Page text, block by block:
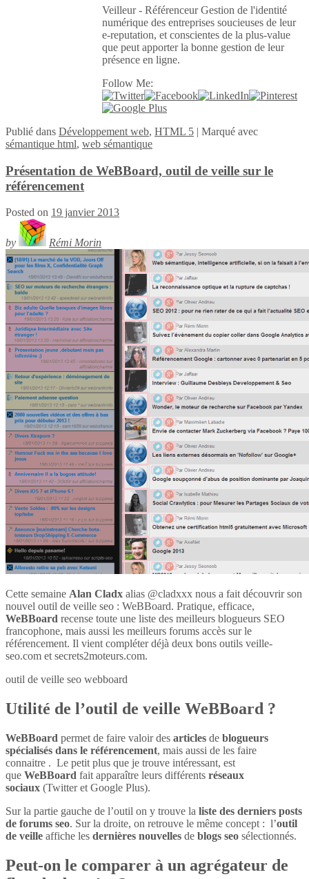
Veilleur - Référenceur Gestion de l'identité
numérique des entreprises soucieuses de leur
e-reputation, et conscientes de la plus-value
que peut apporter la bonne gestion de leur
présence en ligne.
Follow Me:
Publié dans Développement web, HTML 5 | Marqué avec
sémantique html, web sémantique
Présentation de WeBBoard, outil de veille sur le
référencement
Posted on 19 janvier 2013
by Rémi Morin
Cette semaine Alan Cladx alias @cladxxx nous a fait découvrir son
nouvel outil de veille seo : WeBBoard. Pratique, efficace,
WeBBoard recense toute une liste des meilleurs blogueurs SEO
francophone, mais aussi les meilleurs forums accès sur le
référencement. Il vient compléter déjà deux bons outils veille-
seo.com et secrets2moteurs.com.
outil de veille seo webboard
Utilité de l’outil de veille WeBBoard ?
WeBBoard permet de faire valoir des articles de blogueurs
spécialisés dans le référencement, mais aussi de les faire
connaitre . Le petit plus que je trouve intéressant, est
que WeBBoard fait apparaître leurs différents réseaux
sociaux (Twitter et Google Plus).
Sur la partie gauche de l’outil on y trouve la liste des derniers posts
de forums seo. Sur la droite, on retrouve le même concept : l’outil
de veille affiche les dernières nouvelles de blogs seo sélectionnés.
Peut-on le comparer à un agrégateur de